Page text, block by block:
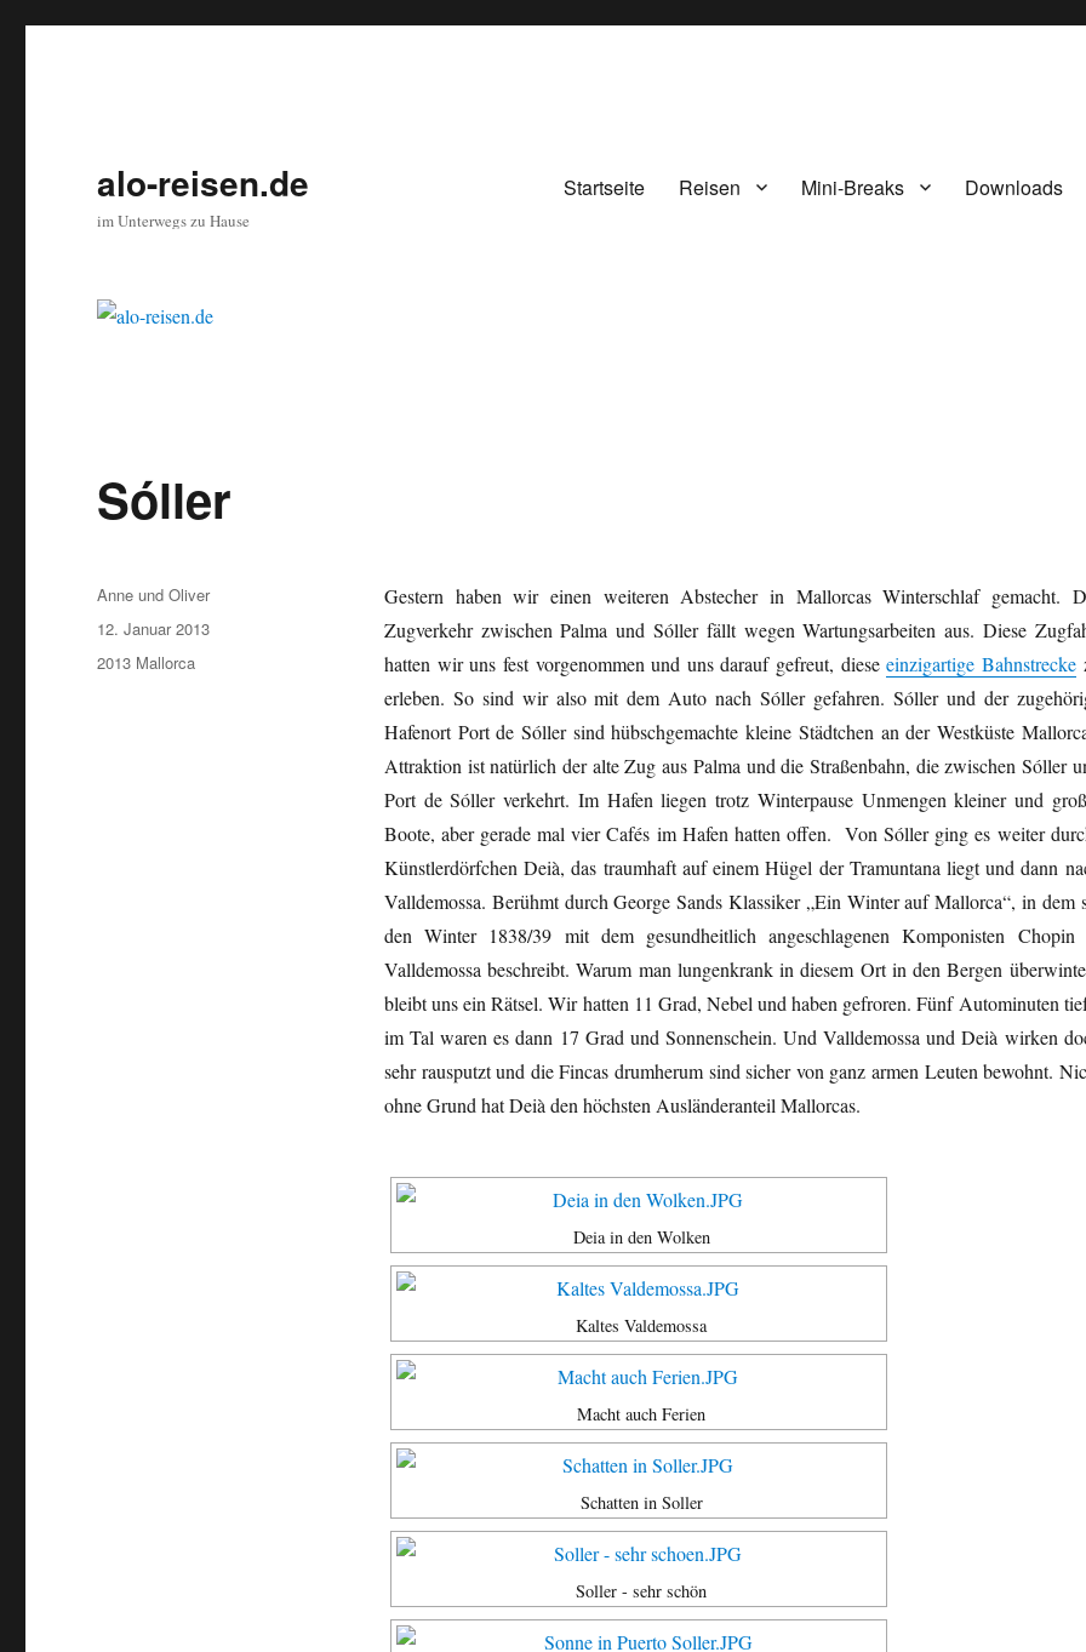
alo-reisen.de
im Unterwegs zu Hause
Startseite Reisen Mini-Breaks Downloads
Sóller
Gestern haben wir einen weiteren Abstecher in Mallorcas Winterschlaf gemacht.
Zugverkehr zwischen Palma und Sóller fällt wegen Wartungsarbeiten aus. Diese
hatten wir uns fest vorgenommen und uns darauf gefreut, dieseeinzigartige Bahnstrecke
erleben. So sind wir also mit dem Auto nach Sóller gefahren. Sóller und der
Hafenort Port de Sóller sind hübschgemachte kleine Städtchen an der Westküste
Attraktion ist natürlich der alte Zug aus Palma und die Straßenbahn, die zwischen Sóller
Port de Sóller verkehrt. Im Hafen liegen trotz Winterpause Unmengen kleiner und
Boote, aber gerade mal vier Cafés im Hafen hatten offen. Von Sóller ging es weiter
Künstlerdörfchen Deià, das traumhaft auf einem Hügel der Tramuntana liegt und dann
Valldemossa. Berühmt durch George Sands Klassiker „Ein Winter auf Mallorca“, in dem
den Winter 1838/39 mit dem gesundheitlich angeschlagenen Komponisten Chopin
Valldemossa beschreibt. Warum man lungenkrank in diesem Ort in den Bergen
bleibt uns ein Rätsel. Wir hatten 11 Grad, Nebel und haben gefroren. Fünf Autominuten
im Tal waren es dann 17 Grad und Sonnenschein. Und Valldemossa und Deià wirken
sehr rausputzt und die Fincas drumherum sind sicher von ganz armen Leuten bewohnt.
ohne Grund hat Deià den höchsten Ausländeranteil Mallorcas.
Deia in den Wolken
Kaltes Valdemossa
Macht auch Ferien
Schatten in Soller
Soller - sehr schön
Autor
Anne und Oliver
Veröffentlicht
am
12. Januar 2013
Kategorien
2013 Mallorca